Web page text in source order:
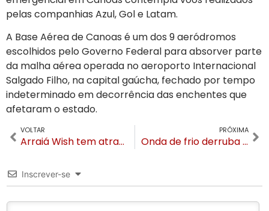
pelas companhias Azul, Gol e Latam.
A Base Aérea de Canoas é um dos 9 aeródromos
escolhidos pelo Governo Federal para absorver parte
da malha aérea operada no aeroporto Internacional
Salgado Filho, na capital gaúcha, fechado por tempo
indeterminado em decorrência das enchentes que
afetaram o estado.
VOLTAR
Arraiá Wish tem atrações juninas em Gramado entre 21 e 24 de junho
PRÓXIMA
Onda de frio derruba temperaturas e Gramado terá -2ºC no fim de semana
Inscrever-se